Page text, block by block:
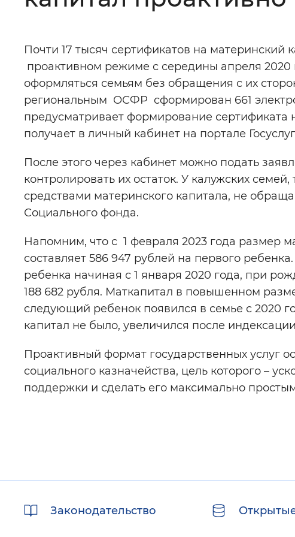
Изображения: Включены
Звуковой ассистент: Воспроизвести
Вернуть стандартные настройки
Почти 17 тысяч сертификатов на материнский
проактивном режиме с середины апреля 2020
оформляться семьям без обращения с их
региональным ОСФР сформирован 661
предусматривает формирование сертификата
получает в личный кабинет на портале
После этого через кабинет можно подать
контролировать их остаток. У калужских
средствами материнского капитала, не
Социального фонда.
Напомним, что с 1 февраля 2023 года размер
составляет 586 947 рублей на первого
ребенка начиная с 1 января 2020 года, при
188 682 рубля. Маткапитал в повышенном
следующий ребенок появился в семье с 2020
капитал не было, увеличился после
Проактивный формат государственных услуг
социального казначейства, цель которого –
поддержки и сделать его максимально
ссылкиЗаконодательство